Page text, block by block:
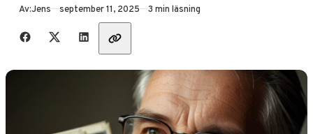
Av:Jens Publicerad
september 11, 2025 3 min läsning
Dela med vänner